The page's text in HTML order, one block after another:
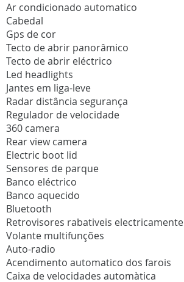
Ar condicionado automatico
Cabedal
Gps de cor
Tecto de abrir panorâmico
Tecto de abrir eléctrico
Led headlights
Jantes em liga-leve
Radar distância segurança
Regulador de velocidade
360 camera
Rear view camera
Electric boot lid
Sensores de parque
Banco eléctrico
Banco aquecido
Bluetooth
Retrovisores rabativeis electricamente
Volante multifunções
Auto-radio
Acendimento automatico dos farois
Caixa de velocidades automàtica